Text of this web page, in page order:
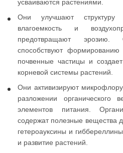
усваиваются растениями.
Они улучшают
влагоемкость и
предотвращают эрозию.
способствуют формированию
почвенные частицы и
корневой системы растений.
Они активизируют
разложении органического
элементов питания.
содержат полезные вещества
гетероауксины и
и развитие растений.